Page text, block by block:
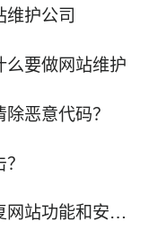
维护公司
要做网站维护
恶意代码？
能和安全性？